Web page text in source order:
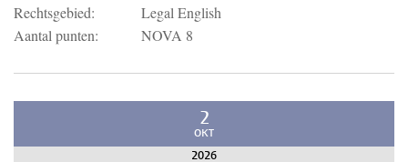
Rechtsgebied:
Legal English
Aantal punten:
NOVA 8
2
OKT
2026